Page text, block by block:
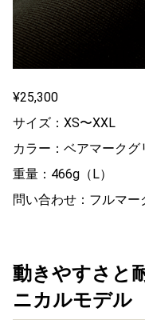
¥25,300
サイズ：XS〜XXL
カラー：ベアマーク
重量：466g（L）
問い合わせ：フルマー
動きやすさと
ニカルモデル